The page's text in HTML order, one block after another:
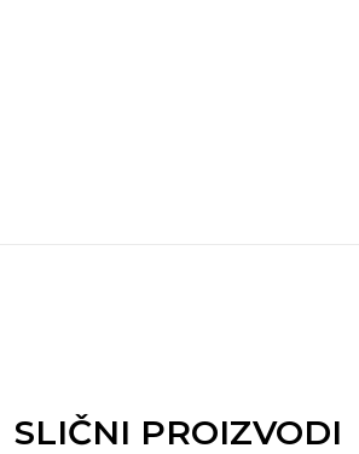
SLIČNI PROIZVODI